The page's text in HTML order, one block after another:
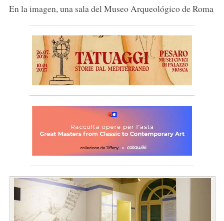
En la imagen, una sala del Museo Arqueológico de Roma